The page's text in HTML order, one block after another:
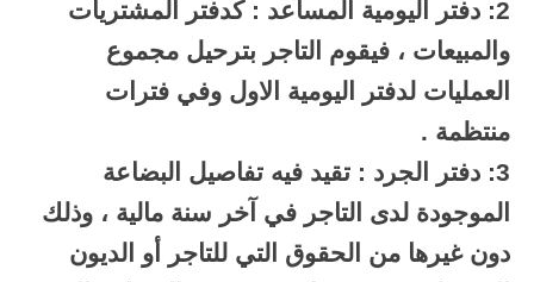
2: دفتر اليومية المساعد : كدفتر المشتريات
والمبيعات ، فيقوم التاجر بترحيل مجموع
العمليات لدفتر اليومية الاول وفي فترات
منتظمة .
3: دفتر الجرد : تقيد فيه تفاصيل البضاعة
الموجودة لدى التاجر في آخر سنة مالية ، وذلك
دون غيرها من الحقوق التي للتاجر أو الديون